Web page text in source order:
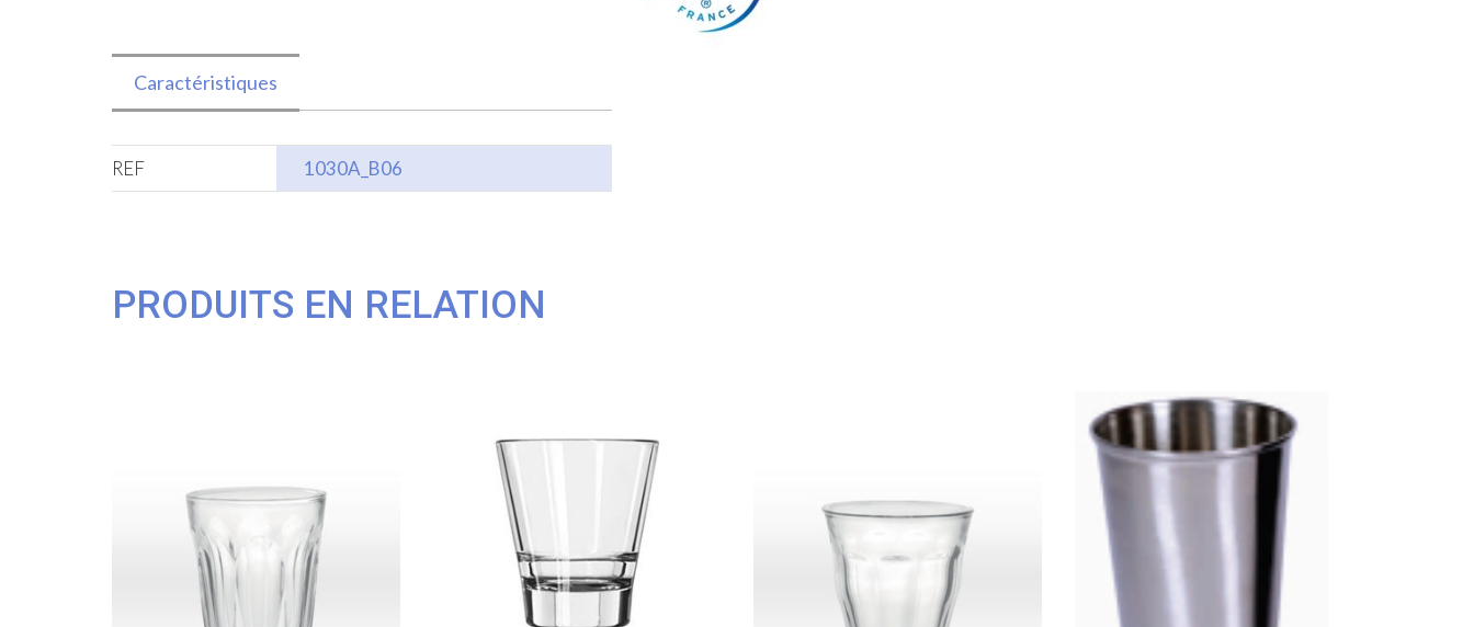
Caractéristiques
REF 1030A_B06
PRODUITS EN RELATION